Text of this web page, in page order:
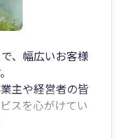
、幅広いお客様
主や経営者の皆
スを心がけてい